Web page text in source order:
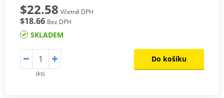
$22.58 Včetně DPH
$18.66 Bez DPH
SKLADEM
(ks)
Do košíku